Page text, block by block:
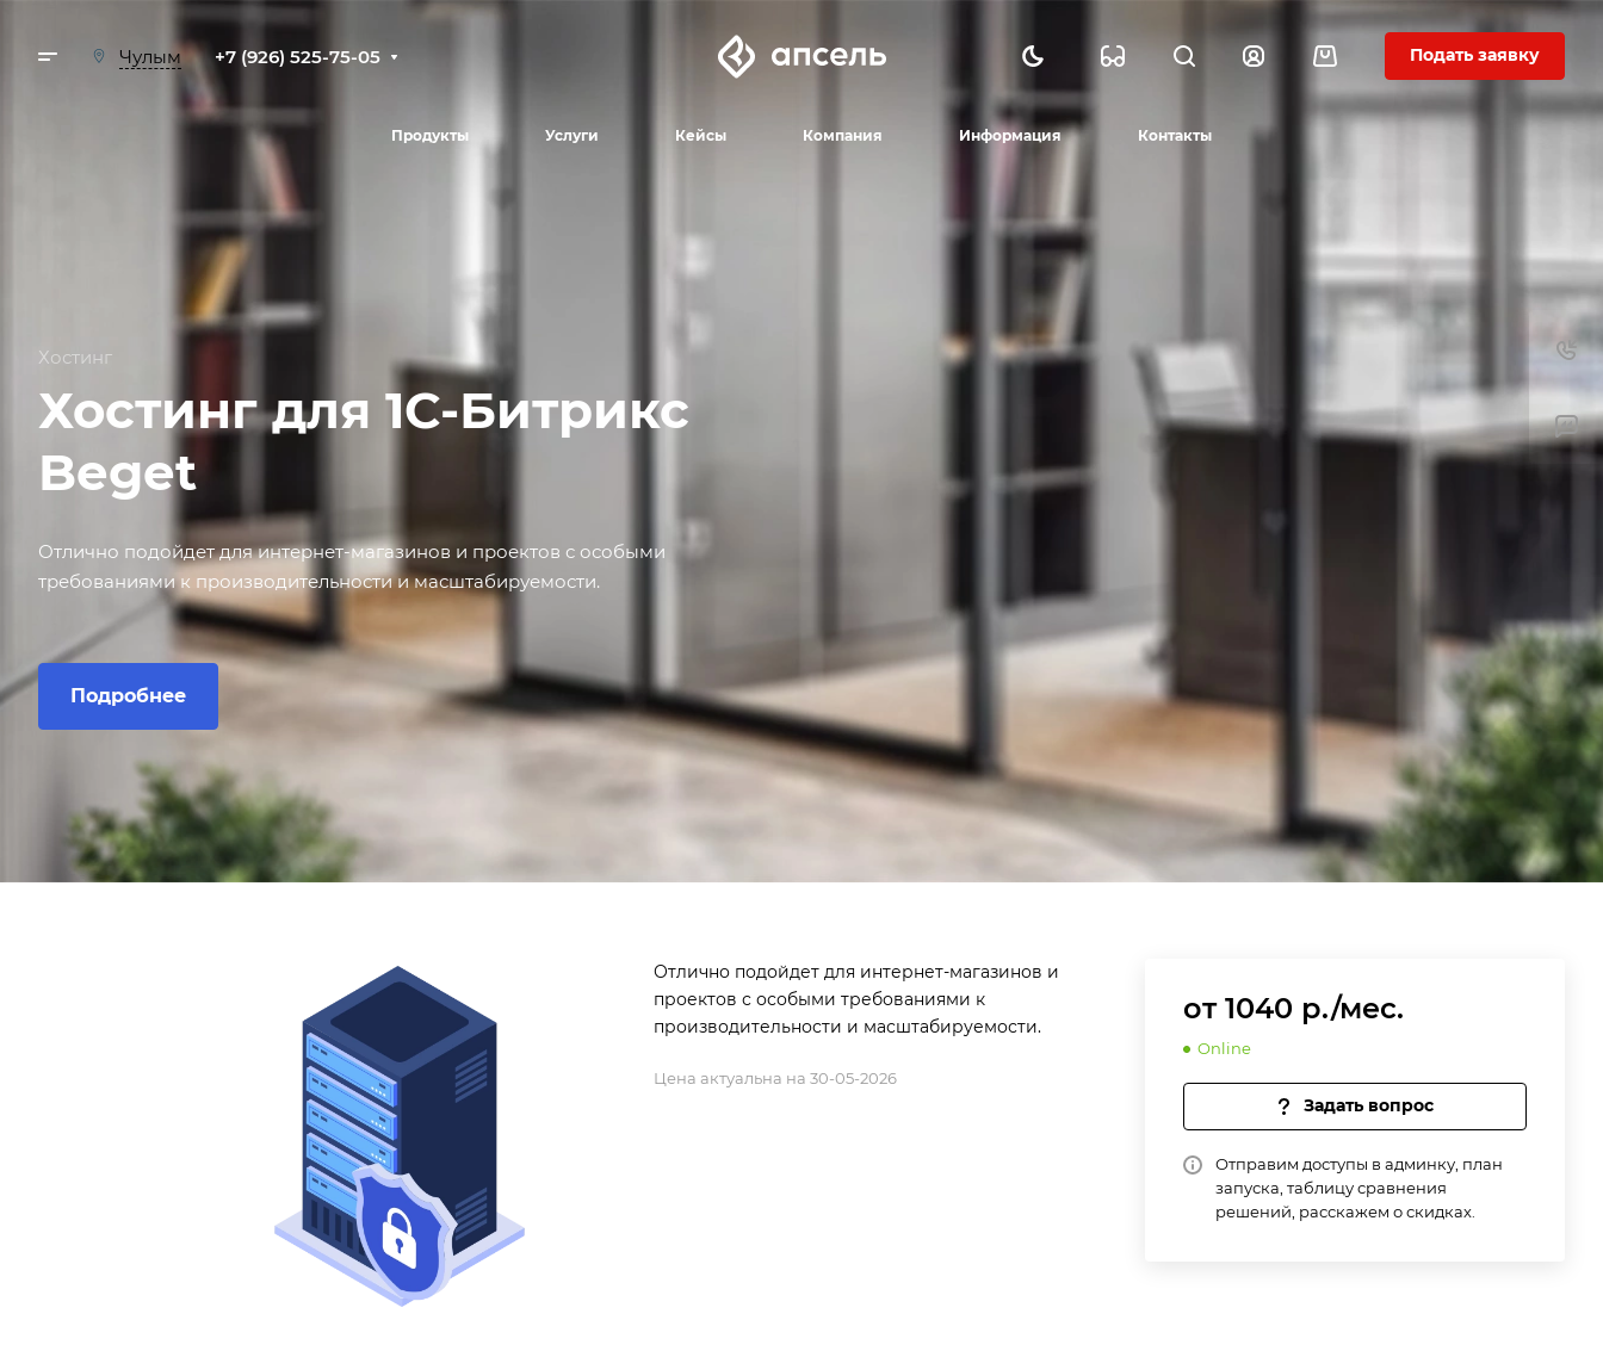
Чулым +7 (926) 525-75-05 Подать заявку
Продукты Услуги Кейсы Компания Информация Контакты
Хостинг
Хостинг для 1С-Битрикс
Beget
Отлично подойдет для интернет-магазинов и проектов с особыми
требованиями к производительности и масштабируемости.
Подробнее
от 1040 р./мес.
Online
Задать вопрос
Отправим доступы в админку, план
запуска, таблицу сравнения
решений, расскажем о скидках.
Отлично подойдет для интернет-магазинов и
проектов с особыми требованиями к
производительности и масштабируемости.
Цена актуальна на 30-05-2026